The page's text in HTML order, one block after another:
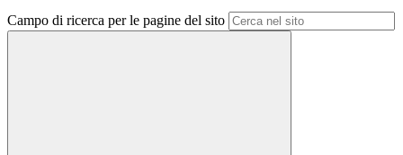
Campo di ricerca per le pagine del sito